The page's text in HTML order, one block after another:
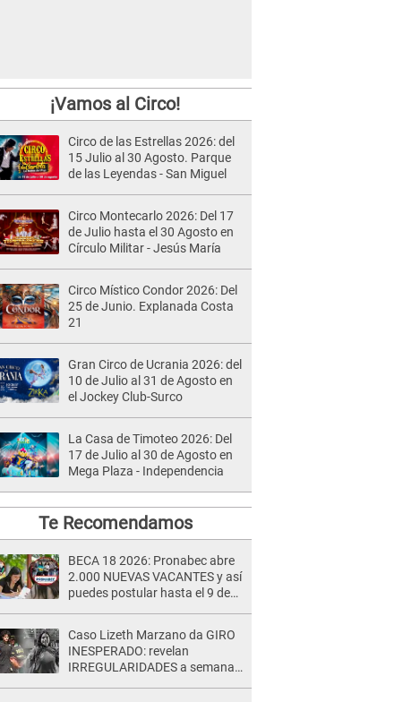
¡Vamos al Circo!
Circo de las Estrellas 2026: del
15 Julio al 30 Agosto. Parque
de las Leyendas - San Miguel
Circo Montecarlo 2026: Del 17
de Julio hasta el 30 Agosto en
Círculo Militar - Jesús María
Circo Místico Condor 2026: Del
25 de Junio. Explanada Costa
21
Gran Circo de Ucrania 2026: del
10 de Julio al 31 de Agosto en
el Jockey Club-Surco
La Casa de Timoteo 2026: Del
17 de Julio al 30 de Agosto en
Mega Plaza - Independencia
Te Recomendamos
BECA 18 2026: Pronabec abre
2.000 NUEVAS VACANTES y así
puedes postular hasta el 9 de
Caso Lizeth Marzano da GIRO
INESPERADO: revelan
IRREGULARIDADES a semanas